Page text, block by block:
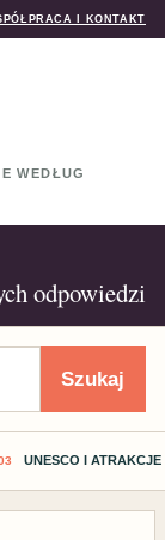
I KONTAKT
WEDŁUG
odpowiedzi
Szukaj
UNESCO I